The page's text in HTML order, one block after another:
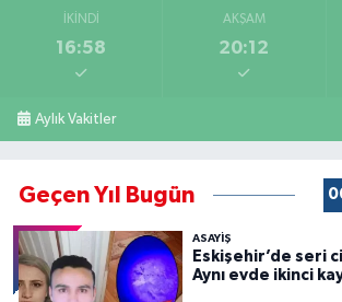
İKINDI
16:58
AKŞAM
20:12
Aylık Vakitler
Geçen Yıl Bugün
ASAYİŞ
Eskişehir’de seri
Aynı evde ikinci